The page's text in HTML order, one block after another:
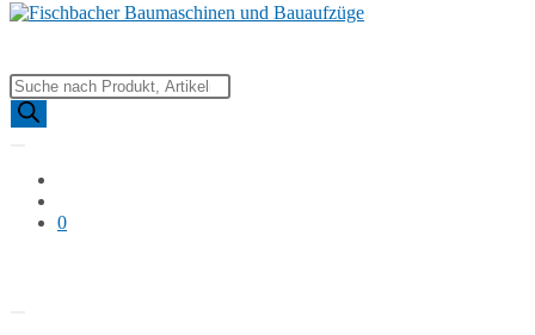
Products
search
0